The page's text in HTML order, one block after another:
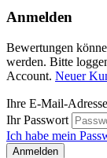
Anmelden
Bewertungen
werden. Bitte
Account. Neuer
Ihre E-Mail-Adresse
Ihr Passwort
Ich habe mein
Anmelden